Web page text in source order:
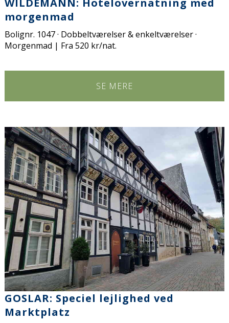
morgenmad
Bolignr. 1047 · Dobbeltværelser & enkeltværelser ·
Morgenmad | Fra 520 kr/nat.
SE MERE
GOSLAR: Speciel lejlighed ved
Marktplatz